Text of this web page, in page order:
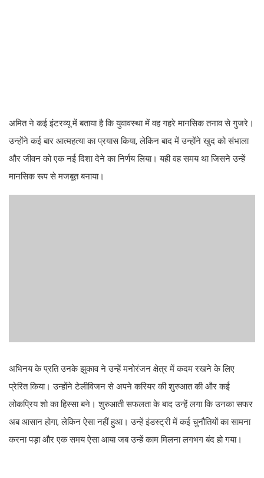
अमित ने कई इंटरव्यू में बताया है कि युवावस्था में वह गहरे मानसिक तनाव से गुजरे।
उन्होंने कई बार आत्महत्या का प्रयास किया, लेकिन बाद में उन्होंने खुद को संभाला
और जीवन को एक नई दिशा देने का निर्णय लिया। यही वह समय था जिसने उन्हें
मानसिक रूप से मजबूत बनाया।
अभिनय के प्रति उनके झुकाव ने उन्हें मनोरंजन क्षेत्र में कदम रखने के लिए
प्रेरित किया। उन्होंने टेलीविजन से अपने करियर की शुरुआत की और कई
लोकप्रिय शो का हिस्सा बने। शुरुआती सफलता के बाद उन्हें लगा कि उनका सफर
अब आसान होगा, लेकिन ऐसा नहीं हुआ। उन्हें इंडस्ट्री में कई चुनौतियों का सामना
करना पड़ा और एक समय ऐसा आया जब उन्हें काम मिलना लगभग बंद हो गया।